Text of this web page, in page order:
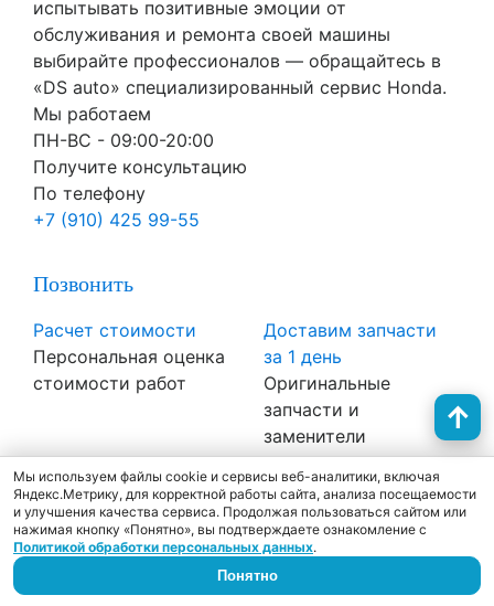
испытывать позитивные эмоции от
обслуживания и ремонта своей машины
выбирайте профессионалов — обращайтесь в
«DS auto» специализированный сервис Honda.
Мы работаем
ПН-ВC - 09:00-20:00
Получите консультацию
По телефону
+7 (910) 425 99-55
Позвонить
Расчет стоимости
Персональная оценка
стоимости работ
Доставим запчасти
за 1 день
Оригинальные
запчасти и
заменители
Плановое ТО
Качественное и
быстрое сервисное
обслуживание
Отзывы клиентов
Отзывы и
рекомендации наших
клиентов
с Пн-Вc 09:00-20:00
Мы используем файлы cookie и сервисы веб-аналитики, включая
Яндекс.Метрику, для корректной работы сайта, анализа посещаемости
и улучшения качества сервиса. Продолжая пользоваться сайтом или
нажимая кнопку «Понятно», вы подтверждаете ознакомление с
Политикой обработки персональных данных.
Понятно